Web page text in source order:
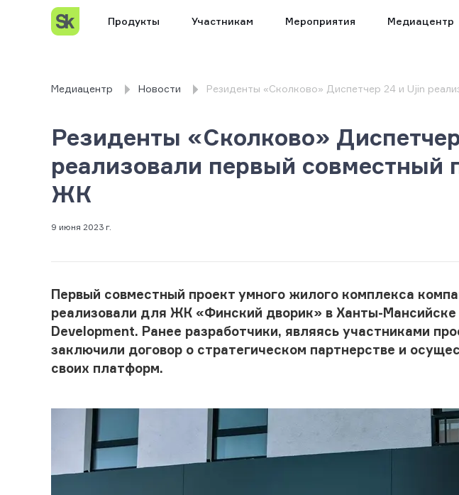
Продукты Участникам Мероприятия Медиацентр
Медиацентр Новости Резиденты «Сколково» Диспетчер 24 и Ujin
Резиденты «Сколково»
реализовали первый совместный
ЖК
9 июня 2023 г.
Первый совместный проект умного жилого комплекса
реализовали для ЖК «Финский дворик» в Ханты-Мансийске
Development. Ранее разработчики, являясь участниками
заключили договор о стратегическом партнерстве и
своих платформ.